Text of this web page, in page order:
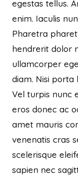
egestas tellus.
enim. Iaculis
Pharetra
hendrerit dolor
ullamcorper
diam. Nisi
Vel turpis nunc
eros donec ac
amet mauris
venenatis cras
scelerisque
sapien nec